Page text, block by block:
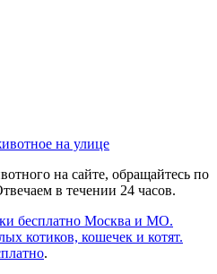
на улице
на сайте, обращайтесь по
в течении 24 часов.
бесплатно Москва и МО.
котиков, кошечек и котят.
.